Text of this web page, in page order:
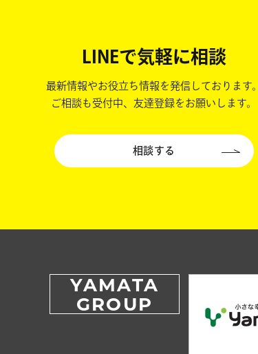
LINEで気軽に相談
最新情報やお役立ち情報を発信しております。
ご相談も受付中、友達登録をお願いします。
相談する
YAMATA
GROUP